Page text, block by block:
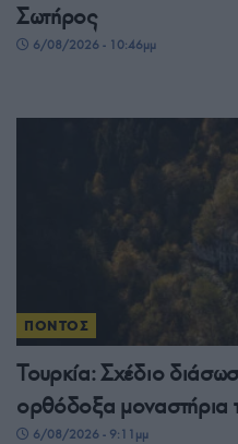
Σωτήρος
6/08/2026 - 10:46μμ
ΠΟΝΤΟΣ
Τουρκία: Σχέδιο
ορθόδοξα μοναστήρια
6/08/2026 - 9:11μμ